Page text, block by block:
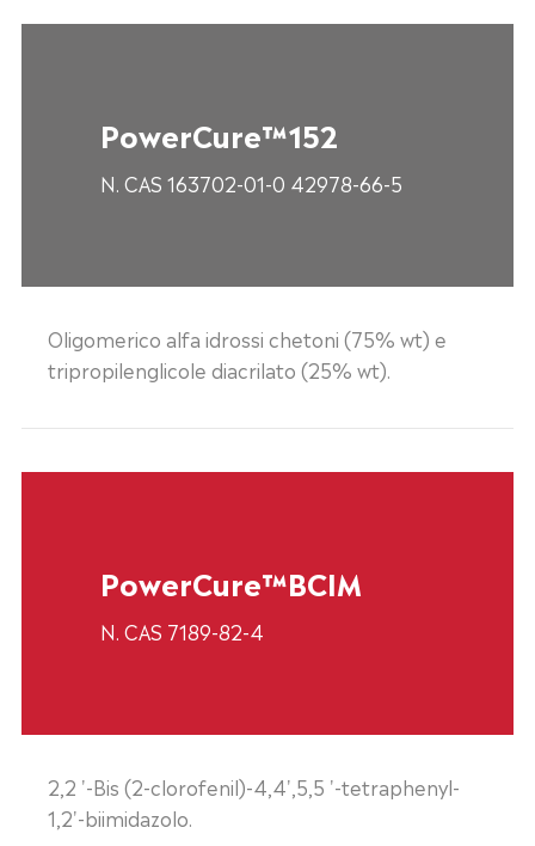
PowerCure™152
N. CAS 163702-01-0 42978-66-5
Oligomerico alfa idrossi chetoni (75% wt) e
tripropilenglicole diacrilato (25% wt).
PowerCure™BCIM
N. CAS 7189-82-4
2,2 '-Bis (2-clorofenil)-4,4',5,5 '-tetraphenyl-
1,2'-biimidazolo.